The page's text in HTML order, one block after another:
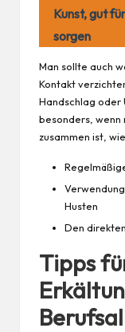
Kunst, gut
sorgen
Man sollte auch
Kontakt
Handschlag oder
besonders, wenn
zusammen ist,
Husten
Den
Tipps